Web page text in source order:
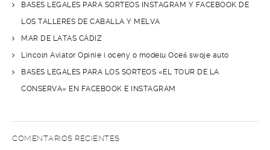
BASES LEGALES PARA SORTEOS INSTAGRAM Y FACEBOOK DE
LOS TALLERES DE CABALLA Y MELVA
MAR DE LATAS CÁDIZ
Lincoln Aviator Opinie i oceny o modelu Oceń swoje auto
BASES LEGALES PARA LOS SORTEOS «EL TOUR DE LA
CONSERVA» EN FACEBOOK E INSTAGRAM
COMENTARIOS RECIENTES